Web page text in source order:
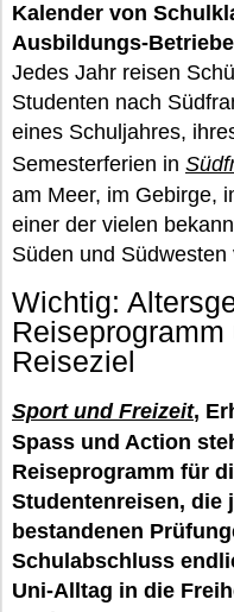
Kalender von
Ausbildungs-
Jedes Jahr reisen
Studenten nach
eines Schuljahres,
Semesterferien in
am Meer, im Gebirge,
einer der vielen
Süden und
Wichtig:
Reiseziel
Sport und Freizeit,
Spass und Action
Reiseprogramm für
Studentenreisen, die
bestandenen
Schulabschluss
Uni-Alltag in die